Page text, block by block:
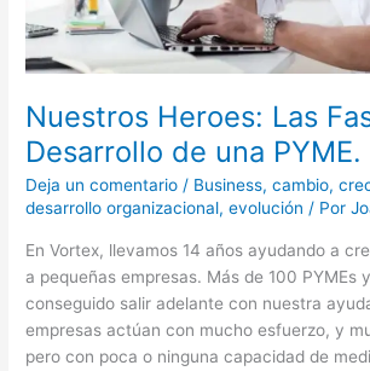
Nuestros Heroes: Las
Desarrollo de una PYME.
Deja un comentario / Business,cambio,
desarrollo organizacional,evolución / Por
En Vortex, llevamos 14 años ayudando a
a pequeñas empresas. Más de 100 PYMEs
conseguido salir adelante con nuestra
empresas actúan con mucho esfuerzo, y
pero con poca o ninguna capacidad de